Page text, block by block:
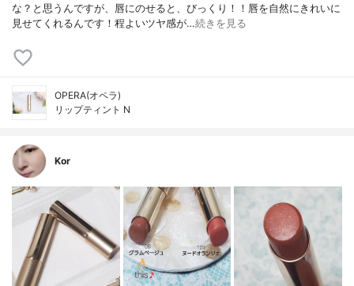
な？と思うんですが、唇にのせると、びっくり！！唇を自然にきれいに
見せてくれるんです！程よいツヤ感が…続きを見る
OPERA(オペラ)
リップティント N
Kor